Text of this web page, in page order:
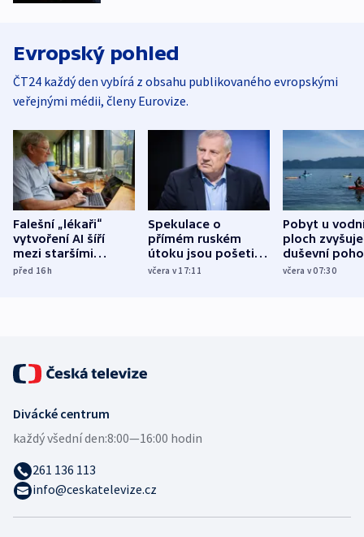
Evropský pohled
ČT24 každý den vybírá z obsahu publikovaného evropskými
veřejnými médii, členy Eurovize.
Falešní „lékaři“
vytvoření AI šíří
mezi staršími
Poláky nebezpečné
před 16h
Spekulace o
přímém ruském
útoku jsou pošetilé,
míní estonský
včera v 17:11
Pobyt u
ploch zvyšuje
duševní
ukázala
včera v 07:30
Divácké centrum
každý všední den:8:00—16:00 hodin
261 136 113
info@ceskatelevize.cz